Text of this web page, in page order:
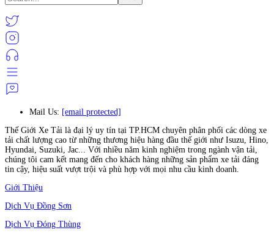
Mail Us: [email protected]
Thế Giới Xe Tải là đại lý uy tín tại TP.HCM chuyên phân phối các dòng xe
tải chất lượng cao từ những thương hiệu hàng đầu thế giới như Isuzu, Hino,
Hyundai, Suzuki, Jac... Với nhiều năm kinh nghiệm trong ngành vận tải,
chúng tôi cam kết mang đến cho khách hàng những sản phẩm xe tải đáng
tin cậy, hiệu suất vượt trội và phù hợp với mọi nhu cầu kinh doanh.
Giới Thiệu
Dịch Vụ Đồng Sơn
Dịch Vụ Đóng Thùng